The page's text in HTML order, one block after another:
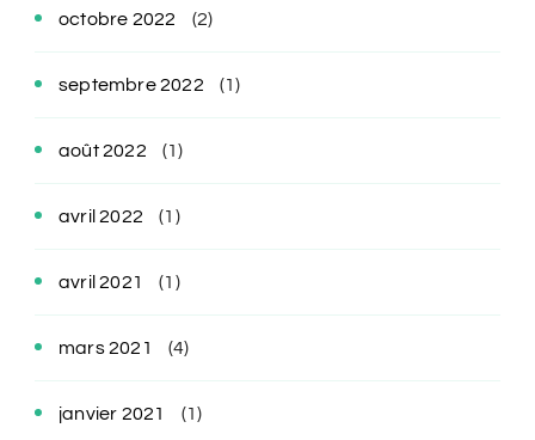
octobre 2022 (2)
septembre 2022 (1)
août 2022 (1)
avril 2022 (1)
avril 2021 (1)
mars 2021 (4)
janvier 2021 (1)